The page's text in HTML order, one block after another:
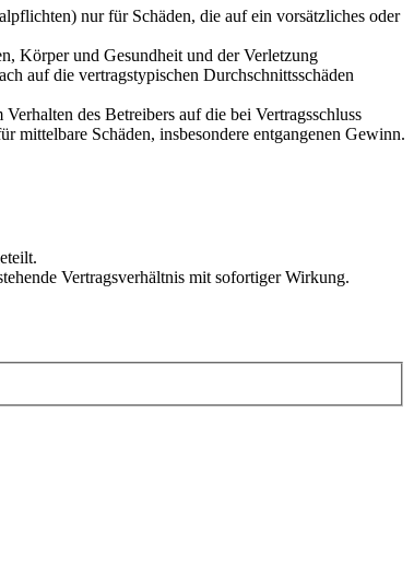
nur für Schäden, die auf ein vorsätzliches oder
Körper und Gesundheit und der Verletzung
auf die vertragstypischen Durchschnittsschäden
des Betreibers auf die bei Vertragsschluss
mittelbare Schäden, insbesondere entgangenen Gewinn.
Vertragsverhältnis mit sofortiger Wirkung.